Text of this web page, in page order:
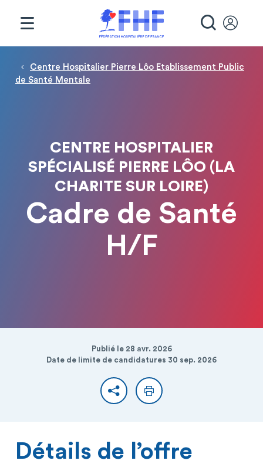
Fil d'Ariane
Centre Hospitalier Pierre Lôo Etablissement Public
de Santé Mentale
CENTRE HOSPITALIER
SPÉCIALISÉ PIERRE LÔO (LA
CHARITE SUR LOIRE)
Cadre de Santé
H/F
Publié le 28 avr. 2026
Date de limite de candidatures 30 sep. 2026
PartagerImprimer
Détails de l’offre
Panneau de gestion des cookies